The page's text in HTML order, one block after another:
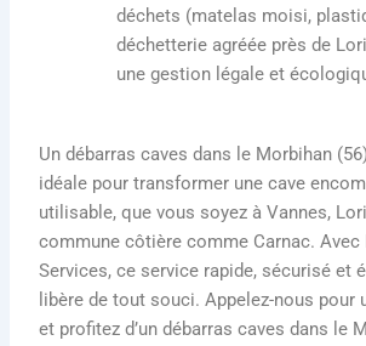
déchets (matelas moisi,
déchetterie agréée près de
une gestion légale et
Undébarras caves dans le Morbihan (56)
idéale pour transformer une cave
utilisable, que vous soyez à Vannes,
commune côtière comme Carnac. Avec
Services, ce service rapide, sécurisé et
libère de tout souci. Appelez-nous pour
et profitez d’undébarras caves dans le